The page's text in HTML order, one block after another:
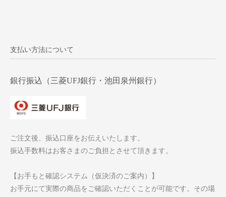
支払い方法について
銀行振込（三菱UFJ銀行・池田泉州銀行）
ご注文後、振込口座をお伝えいたします。
振込手数料はお客さまのご負担とさせて頂きます。
【お手もと確認システム（仮決済のご案内）】
お手元にて実際の商品をご確認いただくことが可能です。その場